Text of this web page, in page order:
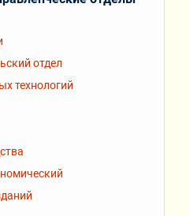
отдел
технологий